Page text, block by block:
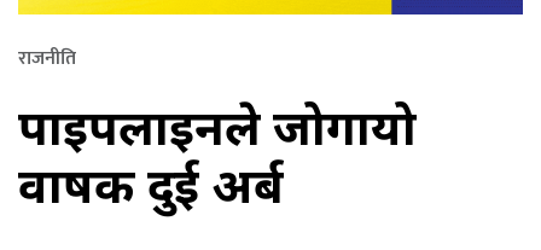
राजनीति
पाइपलाइनले जोगायो
वार्षिक दुई अर्ब